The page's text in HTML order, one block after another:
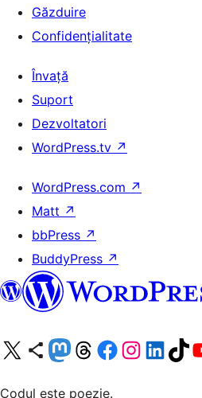
Găzduire
Confidențialitate
Învață
Suport
Dezvoltatori
WordPress.tv ↗
WordPress.com ↗
Matt ↗
bbPress ↗
BuddyPress ↗
Mergi la contul nostru X (fost Twitter)
Vizitează contul nostru Bluesky
Vizitează contul nostru Mastodon
Vizitează contul nostru Threads
Vizitează pagina noastră Facebook
Vizitează-ne pe
Vizitează-ne pe
Vizitează
Codul este poezie.